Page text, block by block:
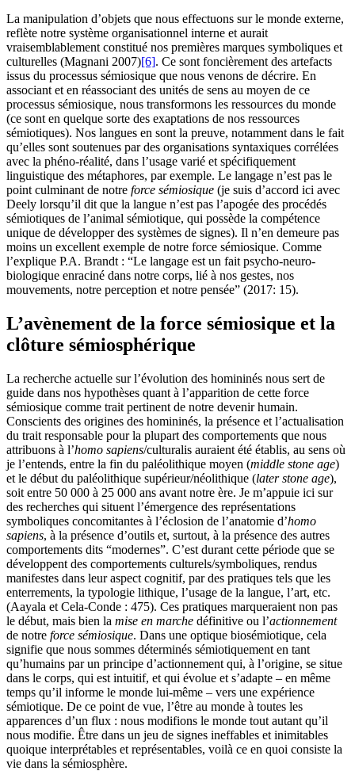
La manipulation d’objets que nous effectuons sur le monde externe,
reflète notre système organisationnel interne et aurait
vraisemblablement constitué nos premières marques symboliques et
culturelles (Magnani 2007)[6]. Ce sont foncièrement des artefacts
issus du processus sémiosique que nous venons de décrire. En
associant et en réassociant des unités de sens au moyen de ce
processus sémiosique, nous transformons les ressources du monde
(ce sont en quelque sorte des exaptations de nos ressources
sémiotiques). Nos langues en sont la preuve, notamment dans le fait
qu’elles sont soutenues par des organisations syntaxiques corrélées
avec la phéno-réalité, dans l’usage varié et spécifiquement
linguistique des métaphores, par exemple. Le langage n’est pas le
point culminant de notre force sémiosique (je suis d’accord ici avec
Deely lorsqu’il dit que la langue n’est pas l’apogée des procédés
sémiotiques de l’animal sémiotique, qui possède la compétence
unique de développer des systèmes de signes). Il n’en demeure pas
moins un excellent exemple de notre force sémiosique. Comme
l’explique P.A. Brandt : “Le langage est un fait psycho-neuro-
biologique enraciné dans notre corps, lié à nos gestes, nos
mouvements, notre perception et notre pensée” (2017: 15).
L’avènement de la force sémiosique et la
clôture sémiosphérique
La recherche actuelle sur l’évolution des homininés nous sert de
guide dans nos hypothèses quant à l’apparition de cette force
sémiosique comme trait pertinent de notre devenir humain.
Conscients des origines des homininés, la présence et l’actualisation
du trait responsable pour la plupart des comportements que nous
attribuons à l’homo sapiens/culturalis auraient été établis, au sens où
je l’entends, entre la fin du paléolithique moyen (middle stone age)
et le début du paléolithique supérieur/néolithique (later stone age),
soit entre 50 000 à 25 000 ans avant notre ère. Je m’appuie ici sur
des recherches qui situent l’émergence des représentations
symboliques concomitantes à l’éclosion de l’anatomie d’homo
sapiens, à la présence d’outils et, surtout, à la présence des autres
comportements dits “modernes”. C’est durant cette période que se
développent des comportements culturels/symboliques, rendus
manifestes dans leur aspect cognitif, par des pratiques tels que les
enterrements, la typologie lithique, l’usage de la langue, l’art, etc.
(Aayala et Cela-Conde : 475). Ces pratiques marqueraient non pas
le début, mais bien la mise en marche définitive ou l’actionnement
de notre force sémiosique. Dans une optique biosémiotique, cela
signifie que nous sommes déterminés sémiotiquement en tant
qu’humains par un principe d’actionnement qui, à l’origine, se situe
dans le corps, qui est intuitif, et qui évolue et s’adapte – en même
temps qu’il informe le monde lui-même – vers une expérience
sémiotique. De ce point de vue, l’être au monde à toutes les
apparences d’un flux : nous modifions le monde tout autant qu’il
nous modifie. Être dans un jeu de signes ineffables et inimitables
quoique interprétables et représentables, voilà ce en quoi consiste la
vie dans la sémiosphère.